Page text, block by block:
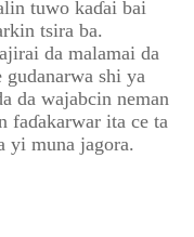
tuwo kaɗai bai
tsira ba.
da malamai da
shi ya
da wajabcin neman
faɗakarwar ita ce ta
yi muna jagora.